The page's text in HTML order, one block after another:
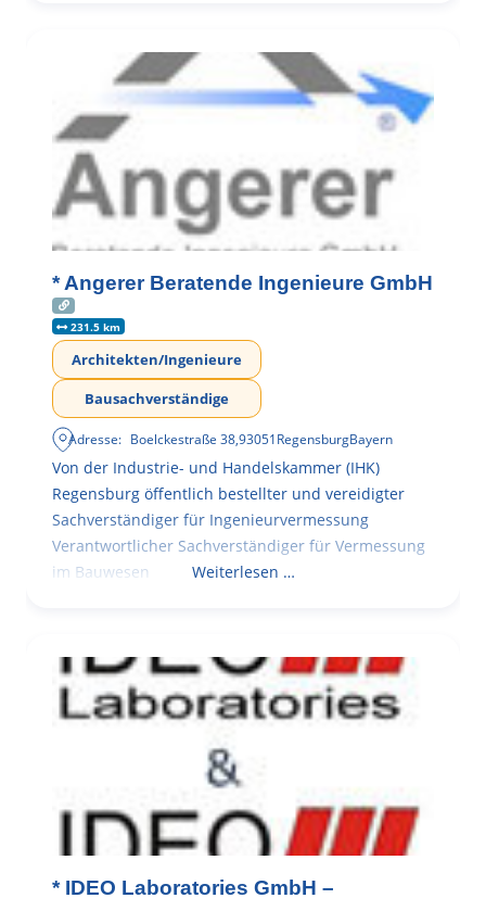
* Angerer Beratende Ingenieure GmbH
231.5 km
Architekten/Ingenieure
Bausachverständige
Adresse: Boelckestraße 38,93051RegensburgBayern
Von der Industrie- und Handelskammer (IHK)
Regensburg öffentlich bestellter und vereidigter
Sachverständiger für Ingenieurvermessung
Verantwortlicher Sachverständiger für Vermessung
im Bauwesen
Weiterlesen …
* IDEO Laboratories GmbH –